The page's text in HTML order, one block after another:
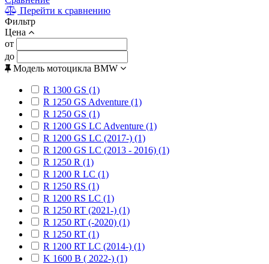
Перейти к сравнению
Фильтр
Цена
от
до
Модель мотоцикла BMW
R 1300 GS (1)
R 1250 GS Adventure (1)
R 1250 GS (1)
R 1200 GS LC Adventure (1)
R 1200 GS LC (2017-) (1)
R 1200 GS LC (2013 - 2016) (1)
R 1250 R (1)
R 1200 R LC (1)
R 1250 RS (1)
R 1200 RS LC (1)
R 1250 RT (2021-) (1)
R 1250 RT (-2020) (1)
R 1250 RT (1)
R 1200 RT LC (2014-) (1)
K 1600 B ( 2022-) (1)